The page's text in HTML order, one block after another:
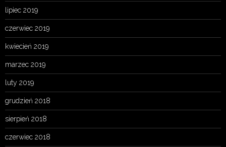
lipiec 2019
czerwiec 2019
kwiecień 2019
marzec 2019
luty 2019
grudzień 2018
sierpień 2018
czerwiec 2018